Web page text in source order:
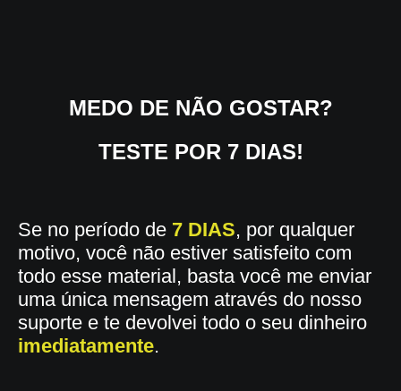
MEDO DE NÃO GOSTAR?
TESTE POR 7 DIAS!
Se no período de 7 DIAS, por qualquer
motivo, você não estiver satisfeito com
todo esse material, basta você me enviar
uma única mensagem através do nosso
suporte e te devolvei todo o seu dinheiro
imediatamente.